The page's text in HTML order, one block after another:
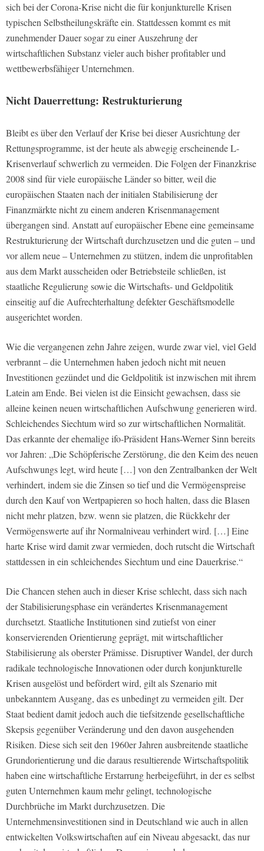
sich bei der Corona-Krise nicht die für konjunkturelle Krisen
typischen Selbstheilungskräfte ein. Stattdessen kommt es mit
zunehmender Dauer sogar zu einer Auszehrung der
wirtschaftlichen Substanz vieler auch bisher profitabler und
wettbewerbsfähiger Unternehmen.
Nicht Dauerrettung: Restrukturierung
Bleibt es über den Verlauf der Krise bei dieser Ausrichtung der
Rettungsprogramme, ist der heute als abwegig erscheinende L-
Krisenverlauf schwerlich zu vermeiden. Die Folgen der Finanzkrise
2008 sind für viele europäische Länder so bitter, weil die
europäischen Staaten nach der initialen Stabilisierung der
Finanzmärkte nicht zu einem anderen Krisenmanagement
übergangen sind. Anstatt auf europäischer Ebene eine gemeinsame
Restrukturierung der Wirtschaft durchzusetzen und die guten – und
vor allem neue – Unternehmen zu stützen, indem die unprofitablen
aus dem Markt ausscheiden oder Betriebsteile schließen, ist
staatliche Regulierung sowie die Wirtschafts- und Geldpolitik
einseitig auf die Aufrechterhaltung defekter Geschäftsmodelle
ausgerichtet worden.
Wie die vergangenen zehn Jahre zeigen, wurde zwar viel, viel Geld
verbrannt – die Unternehmen haben jedoch nicht mit neuen
Investitionen gezündet und die Geldpolitik ist inzwischen mit ihrem
Latein am Ende. Bei vielen ist die Einsicht gewachsen, dass sie
alleine keinen neuen wirtschaftlichen Aufschwung generieren wird.
Schleichendes Siechtum wird so zur wirtschaftlichen Normalität.
Das erkannte der ehemalige ifo-Präsident Hans-Werner Sinn bereits
vor Jahren: „Die Schöpferische Zerstörung, die den Keim des neuen
Aufschwungs legt, wird heute […] von den Zentralbanken der Welt
verhindert, indem sie die Zinsen so tief und die Vermögenspreise
durch den Kauf von Wertpapieren so hoch halten, dass die Blasen
nicht mehr platzen, bzw. wenn sie platzen, die Rückkehr der
Vermögenswerte auf ihr Normalniveau verhindert wird. […] Eine
harte Krise wird damit zwar vermieden, doch rutscht die Wirtschaft
stattdessen in ein schleichendes Siechtum und eine Dauerkrise.“
Die Chancen stehen auch in dieser Krise schlecht, dass sich nach
der Stabilisierungsphase ein verändertes Krisenmanagement
durchsetzt. Staatliche Institutionen sind zutiefst von einer
konservierenden Orientierung geprägt, mit wirtschaftlicher
Stabilisierung als oberster Prämisse. Disruptiver Wandel, der durch
radikale technologische Innovationen oder durch konjunkturelle
Krisen ausgelöst und befördert wird, gilt als Szenario mit
unbekanntem Ausgang, das es unbedingt zu vermeiden gilt. Der
Staat bedient damit jedoch auch die tiefsitzende gesellschaftliche
Skepsis gegenüber Veränderung und den davon ausgehenden
Risiken. Diese sich seit den 1960er Jahren ausbreitende staatliche
Grundorientierung und die daraus resultierende Wirtschaftspolitik
haben eine wirtschaftliche Erstarrung herbeigeführt, in der es selbst
guten Unternehmen kaum mehr gelingt, technologische
Durchbrüche im Markt durchzusetzen. Die
Unternehmensinvestitionen sind in Deutschland wie auch in allen
entwickelten Volkswirtschaften auf ein Niveau abgesackt, das nur